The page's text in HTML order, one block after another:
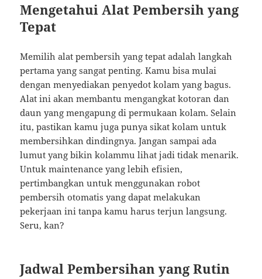
Mengetahui Alat Pembersih yang
Tepat
Memilih alat pembersih yang tepat adalah langkah
pertama yang sangat penting. Kamu bisa mulai
dengan menyediakan penyedot kolam yang bagus.
Alat ini akan membantu mengangkat kotoran dan
daun yang mengapung di permukaan kolam. Selain
itu, pastikan kamu juga punya sikat kolam untuk
membersihkan dindingnya. Jangan sampai ada
lumut yang bikin kolammu lihat jadi tidak menarik.
Untuk maintenance yang lebih efisien,
pertimbangkan untuk menggunakan robot
pembersih otomatis yang dapat melakukan
pekerjaan ini tanpa kamu harus terjun langsung.
Seru, kan?
Jadwal Pembersihan yang Rutin